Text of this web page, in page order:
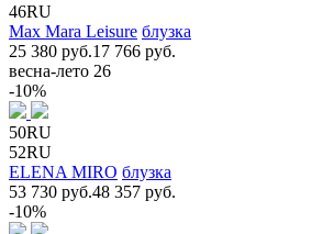
46RU
Max Mara Leisure блузка
25 380 руб.17 766 руб.
весна-лето 26
-10%
50RU
52RU
ELENA MIRO блузка
53 730 руб.48 357 руб.
-10%